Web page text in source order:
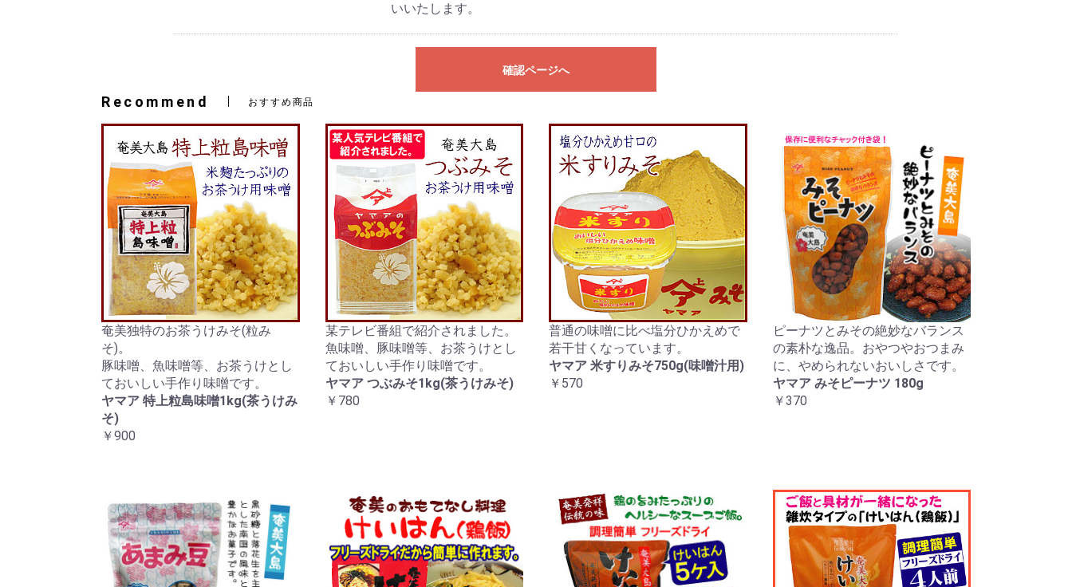
いいたします。
確認ページへ
Recommend おすすめ商品
奄美独特のお茶うけみそ(粒み
そ)。
豚味噌、魚味噌等、お茶うけとし
ておいしい手作り味噌です。
ヤマア 特上粒島味噌1kg(茶うけみ
そ)
￥900
某テレビ番組で紹介されました。
魚味噌、豚味噌等、お茶うけとし
ておいしい手作り味噌です。
ヤマア つぶみそ1kg(茶うけみそ)
￥780
普通の味噌に比べ塩分ひかえめで
若干甘くなっています。
ヤマア 米すりみそ750g(味噌汁用)
￥570
ピーナツとみその絶妙なバランス
の素朴な逸品。おやつやおつまみ
に、やめられないおいしさです。
ヤマア みそピーナツ 180g
￥370